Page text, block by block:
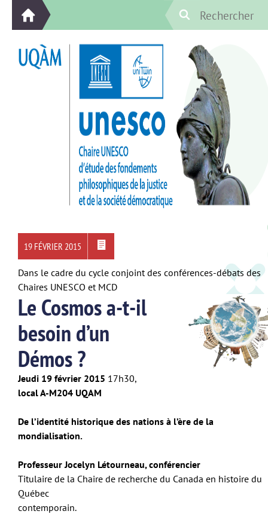
19 FÉVRIER 2015
Dans le cadre du cycle conjoint des conférences-débats des
Chaires UNESCO et MCD
Le Cosmos a-t-il
besoin d’un
Démos ?
Jeudi 19 février 2015 17h30,
local A-M204 UQAM
De l’identité historique des nations à l’ère de la
mondialisation.
Professeur Jocelyn Létourneau, conférencier
Titulaire de la Chaire de recherche du Canada en histoire du
Québec
contemporain.